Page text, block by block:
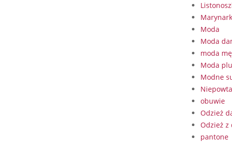
Moda
Moda
moda
Moda
Modne
obuwie
Odzież
Odzież z
pantone